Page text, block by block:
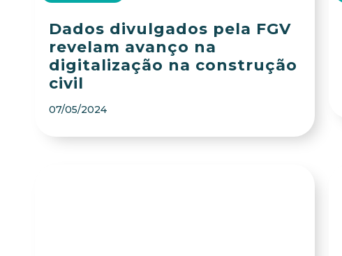
Dados divulgados pela FGV
revelam avanço na
digitalização na construção
civil
07/05/2024